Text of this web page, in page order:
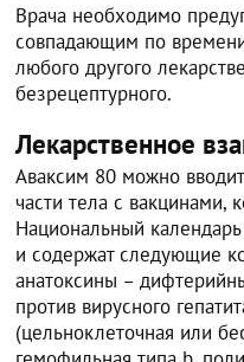
Врача необходимо
совпадающим по
любого другого
безрецептурного.
Лекарственное
Аваксим 80 можно
части тела с вакцинами,
Национальный
и содержат следующие
анатоксины –
против вирусного
(цельноклеточная или